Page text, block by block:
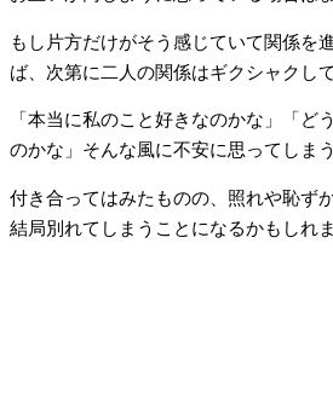
もし片方だけがそう感じていて関係を
ば、次第に二人の関係はギクシャクし
「本当に私のこと好きなのかな」「ど
のかな」そんな風に不安に思ってしま
付き合ってはみたものの、照れや恥ず
結局別れてしまうことになるかもしれま